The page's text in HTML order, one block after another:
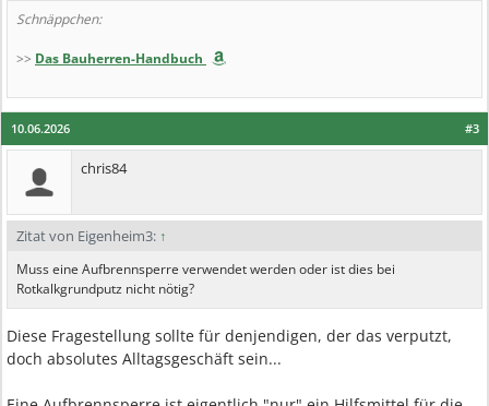
Schnäppchen:
>> Das Bauherren-Handbuch
#3
10.06.2026
chris84
Zitat von Eigenheim3: ↑
Muss eine Aufbrennsperre verwendet werden oder ist dies bei
Rotkalkgrundputz nicht nötig?
Diese Fragestellung sollte für denjendigen, der das verputzt,
doch absolutes Alltagsgeschäft sein...